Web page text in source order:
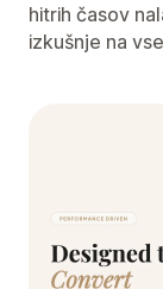
hitrih časov
izkušnje na